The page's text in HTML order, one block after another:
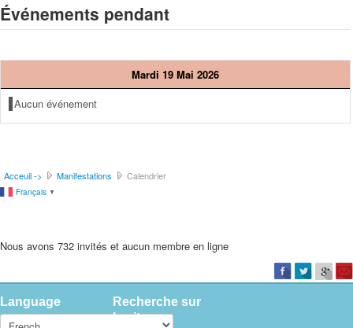
Événements pendant
Mardi 19 Mai 2026
Aucun événement
Acceuil -> Manifestations Calendrier
Français ▼
Nous avons 732 invités et aucun membre en ligne
Language
Recherche sur
le site